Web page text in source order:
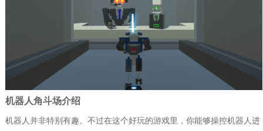
机器人角斗场介绍
机器人并非特别有趣。不过在这个好玩的游戏里，你能够操控机器人进